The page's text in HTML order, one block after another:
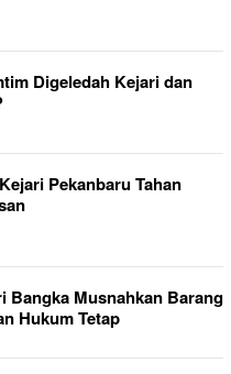
Digeledah Kejari dan
Pekanbaru Tahan
Bangka Musnahkan Barang
Hukum Tetap